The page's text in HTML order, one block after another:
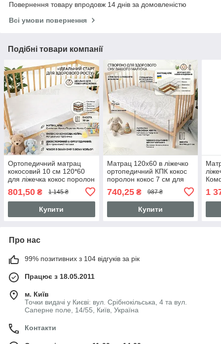
Повернення товару впродовж 14 днів за домовленістю
Всі умови повернення
Подібні товари компанії
Ортопедичний матрац
кокосовий 10 см 120*60
для ліжечка кокос поролон
новонароджених 3558
801,50 ₴ 1 145 ₴
Купити
Матрац 120х60 в ліжечко
ортопедичний КПК кокос
поролон кокос 7 см для
Білий
740,25₴ 987 ₴
Купити
1
Про нас
99% позитивних з 104 відгуків за рік
Працює з 18.05.2011
м. Київ
Точки видачі у Києві: вул. Срібнокільська, 4 та вул.
Саперне поле, 14/55, Київ, Україна
Контакти